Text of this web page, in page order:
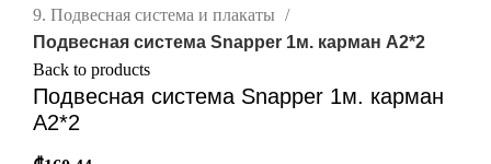
9. Подвесная система и плакаты
Подвесная система Snapper 1м. карман А2*2
Back to products
Подвесная система Snapper 1м. карман
А2*2